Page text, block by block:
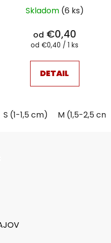
Skladom (6 ks)
od €0,40
Jednotková
od €0,40 / 1 ks
DETAIL
S (1-1,5 cm) M (1,5-2,5